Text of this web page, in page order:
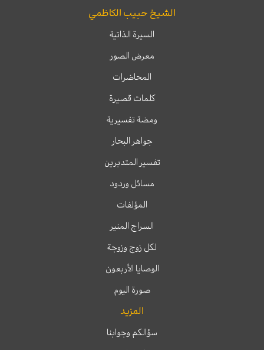
الشيخ حبيب الكاظمي
السيرة الذاتية
معرض الصور
المحاضرات
كلمات قصيرة
ومضة تفسيرية
جواهر البحار
تفسير المتدبرين
مسائل وردود
المؤلفات
السراج المنير
لكل زوج وزوجة
الوصايا الأربعون
صورة اليوم
المزيد
سؤالكم وجوابنا